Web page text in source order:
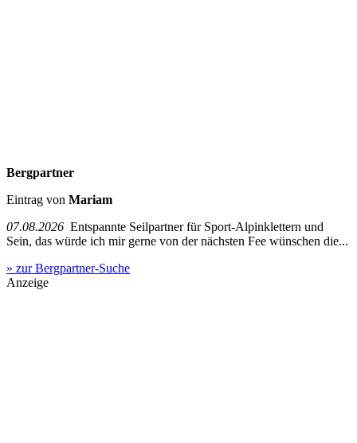
Bergpartner
Eintrag von Mariam
07.08.2026 Entspannte Seilpartner für Sport-Alpinklettern und
Sein, das würde ich mir gerne von der nächsten Fee wünschen die...
» zur Bergpartner-Suche
Anzeige